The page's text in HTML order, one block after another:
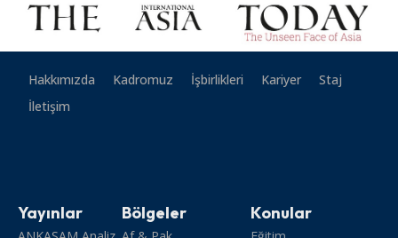
Hakkımızda Kadromuz İşbirlikleri Kariyer
Staj
İletişim
Yayınlar Bölgeler Konular